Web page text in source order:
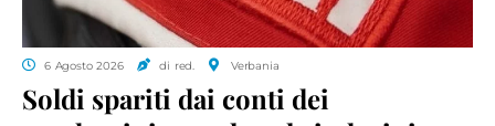
6 Agosto 2026 di red. Verbania
Soldi spariti dai conti dei